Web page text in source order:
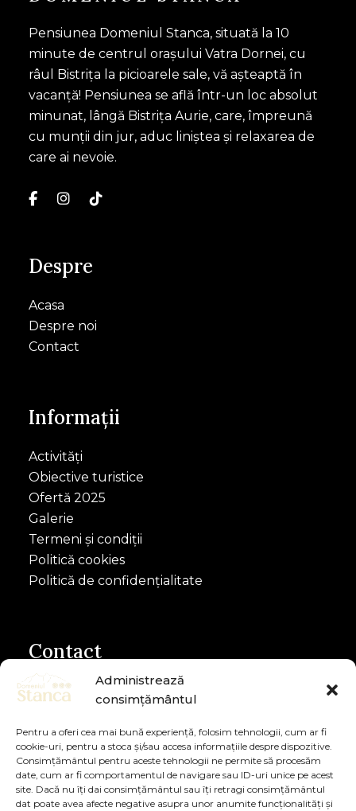
Administrează
consimțământul
Pentru a oferi cea mai bună experiență, folosim tehnologii, cum ar fi
cookie-uri, pentru a stoca și/sau accesa informațiile despre dispozitive.
Consimțământul pentru aceste tehnologii ne permite să procesăm
date, cum ar fi comportamentul de navigare sau ID-uri unice pe acest
site. Dacă nu îți dai consimțământul sau îți retragi consimțământul
dat poate avea afecte negative asupra unor anumite funcționalități și
Pensiunea Domeniul Stanca, situată la 10
minute de centrul orașului Vatra Dornei, cu
râul Bistrița la picioarele sale, vă așteaptă în
vacanță! Pensiunea se află într-un loc absolut
minunat, lângă Bistrița Aurie, care, împreună
cu munții din jur, aduc liniștea și relaxarea de
care ai nevoie.
Despre
Acasa
Despre noi
Contact
Informații
Activități
Obiective turistice
Ofertă 2025
Galerie
Termeni și condiții
Politică cookies
Politică de confidențialitate
Contact
Telefon Receptie: 0743045522
contact@domeniulstanca.ro
Comuna Dorna-Arini, sat Sunători, Strada
Bistriței, nr. 55, Județul Suceava.